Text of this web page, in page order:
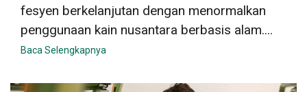
fesyen berkelanjutan dengan menormalkan
penggunaan kain nusantara berbasis alam....
Baca Selengkapnya